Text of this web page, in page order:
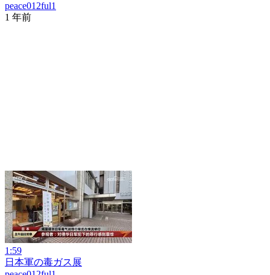
peace012ful1
1 年前
1:59
日本軍の毒ガス展